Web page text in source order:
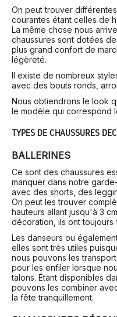
On peut trouver
courantes étant celles de
La même chose nous
chaussures sont dotées
plus grand confort de
légèreté.
Il existe de nombreux
avec des bouts ronds,
Nous obtiendrons le look
le modèle qui correspond
TYPES DE CHAUSSURES
BALLERINES
Ce sont des chaussures
manquer dans notre
avec des shorts, des
On peut les trouver
hauteurs allant jusqu'à 3
décoration, ils ont toujours
Les danseurs ou
elles sont très utiles
nous pouvons les
pour les enfiler lorsque
talons. Étant disponibles
pouvons les combiner
la fête tranquillement.